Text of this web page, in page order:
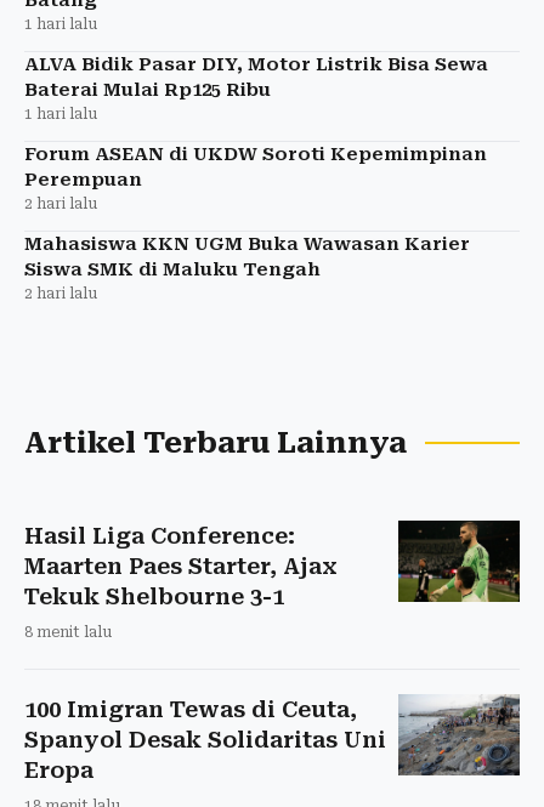
1 hari lalu
ALVA Bidik Pasar DIY, Motor Listrik Bisa Sewa
Baterai Mulai Rp125 Ribu
1 hari lalu
Forum ASEAN di UKDW Soroti Kepemimpinan
Perempuan
2 hari lalu
Mahasiswa KKN UGM Buka Wawasan Karier
Siswa SMK di Maluku Tengah
2 hari lalu
Artikel Terbaru Lainnya
Hasil Liga Conference:
Maarten Paes Starter, Ajax
Tekuk Shelbourne 3-1
8 menit lalu
100 Imigran Tewas di Ceuta,
Spanyol Desak Solidaritas Uni
Eropa